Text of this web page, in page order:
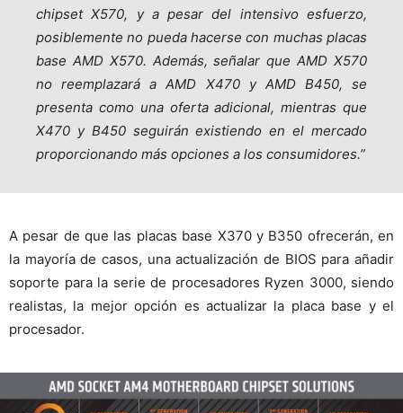
chipset X570, y a pesar del intensivo esfuerzo,
posiblemente no pueda hacerse con muchas placas
base AMD X570. Además, señalar que AMD X570
no reemplazará a AMD X470 y AMD B450, se
presenta como una oferta adicional, mientras que
X470 y B450 seguirán existiendo en el mercado
proporcionando más opciones a los consumidores.”
A pesar de que las placas base X370 y B350 ofrecerán, en
la mayoría de casos, una actualización de BIOS para añadir
soporte para la serie de procesadores Ryzen 3000, siendo
realistas, la mejor opción es actualizar la placa base y el
procesador.